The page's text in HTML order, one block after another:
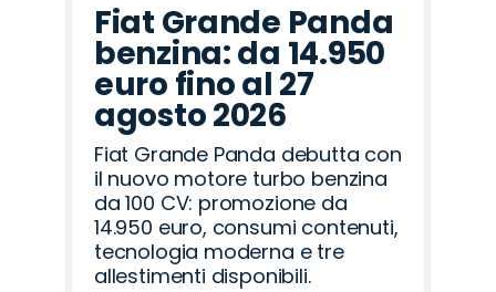
Fiat Grande Panda
benzina: da 14.950
euro fino al 27
agosto 2026
Fiat Grande Panda debutta con
il nuovo motore turbo benzina
da 100 CV: promozione da
14.950 euro, consumi contenuti,
tecnologia moderna e tre
allestimenti disponibili.